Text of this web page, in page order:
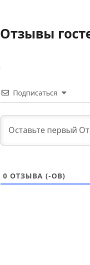
Отзывы
Подписаться
0 ОТЗЫВА (-ОВ)